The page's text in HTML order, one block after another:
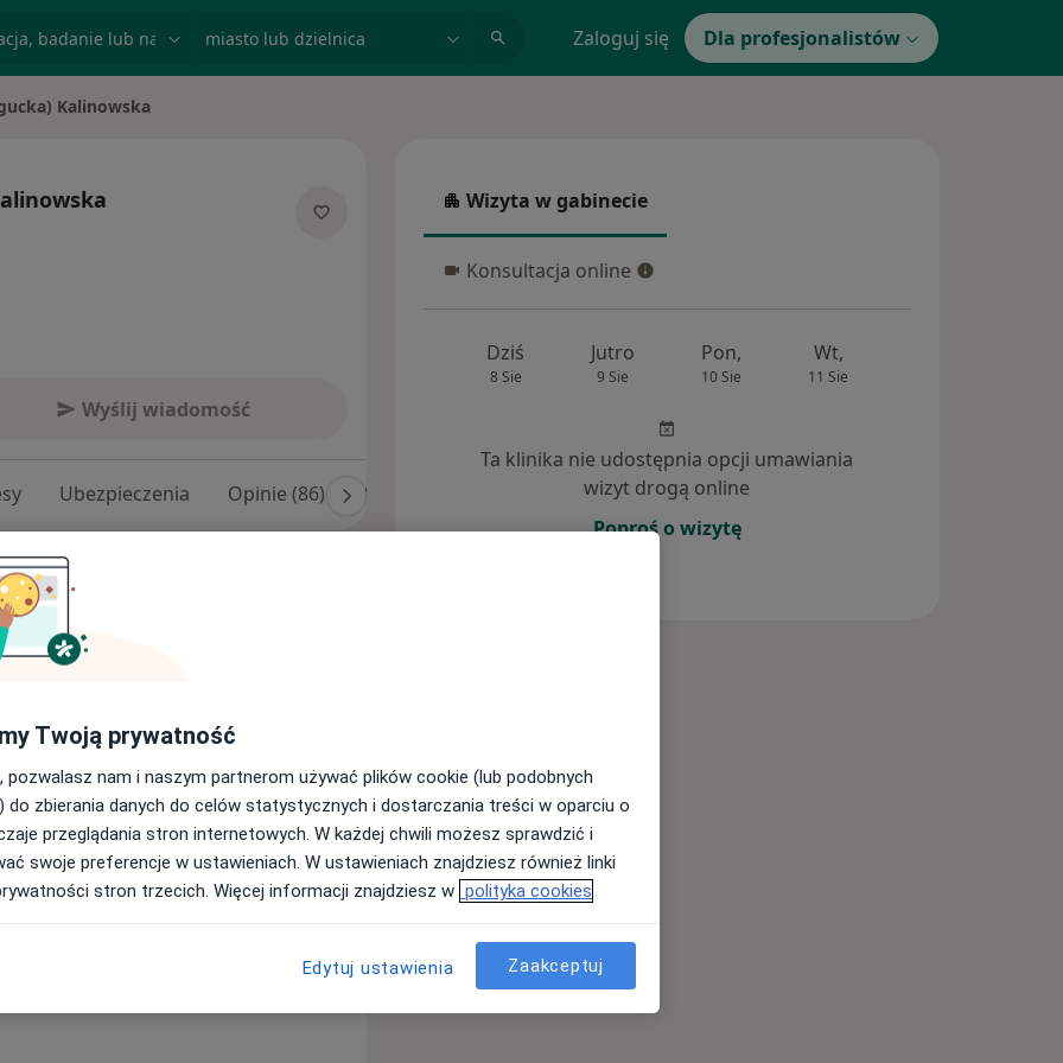
Zaloguj się Dla profesjonalistów
Kalinowska
Wyślij wiadomość
Ubezpieczenia Opinie (86) Odpowiedzi na pytania (24)
przez wiele lat w
Wizyta w gabinecie
Wizyta w gabinecie
Konsultacja online
Konsultacja online
Dziś
8 Sie
Jutro
9 Sie
Pon,
10 Sie
Wt,
11 Sie
Ta klinika nie udostępnia opcji umawiania
wizyt drogą online
Poproś o wizytę
Twoją prywatność
pozwalasz nam i naszym partnerom używać plików cookie (lub podobnych
do zbierania danych do celów statystycznych i dostarczania treści w oparciu o
przeglądania stron internetowych. W każdej chwili możesz sprawdzić i
swoje preferencje w ustawieniach. W ustawieniach znajdziesz również linki
stron trzecich. Więcej informacji znajdziesz w polityka cookies
Edytuj ustawienia Zaakceptuj